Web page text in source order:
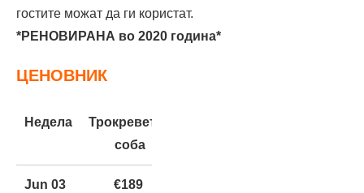
гостите можат да ги користат.
*РЕНОВИРАНА во 2020 година*
ЦЕНОВНИК
Недела
Трокреветна
соба
Jun 03
€189